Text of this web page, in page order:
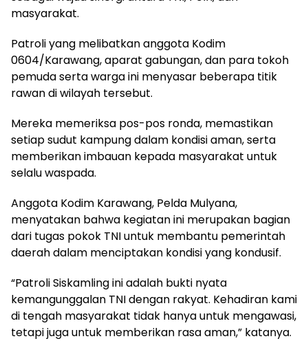
masyarakat.
Patroli yang melibatkan anggota Kodim
0604/Karawang, aparat gabungan, dan para tokoh
pemuda serta warga ini menyasar beberapa titik
rawan di wilayah tersebut.
Mereka memeriksa pos-pos ronda, memastikan
setiap sudut kampung dalam kondisi aman, serta
memberikan imbauan kepada masyarakat untuk
selalu waspada.
Anggota Kodim Karawang, Pelda Mulyana,
menyatakan bahwa kegiatan ini merupakan bagian
dari tugas pokok TNI untuk membantu pemerintah
daerah dalam menciptakan kondisi yang kondusif.
“Patroli Siskamling ini adalah bukti nyata
kemangunggalan TNI dengan rakyat. Kehadiran kami
di tengah masyarakat tidak hanya untuk mengawasi,
tetapi juga untuk memberikan rasa aman,” katanya.